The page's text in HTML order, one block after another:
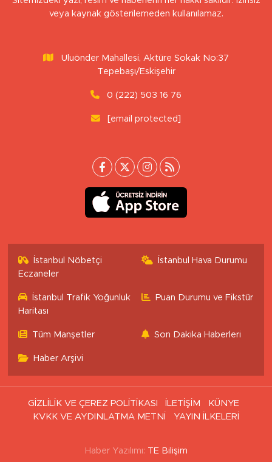
veya kaynak gösterilemeden kullanılamaz.
Uluönder Mahallesi, Aktüre Sokak No:37
Tepebaşı/Eskişehir
0 (222) 503 16 76
[email protected]
İstanbul Nöbetçi
Eczaneler
İstanbul Hava Durumu
İstanbul Trafik Yoğunluk
Haritası
Puan Durumu ve Fikstür
Tüm Manşetler Son Dakika Haberleri
Haber Arşivi
GİZLİLİK VE ÇEREZ POLİTİKASI İLETİŞİM
KÜNYE
KVKK VE AYDINLATMA METNİ
YAYIN İLKELERİ
Haber Yazılımı: TE Bilişim